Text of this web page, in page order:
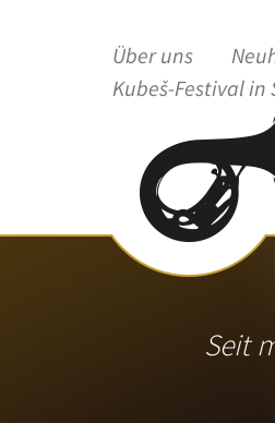
Über uns
Kubeš-Festival in
Seit